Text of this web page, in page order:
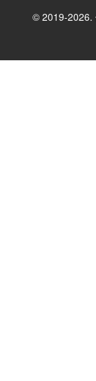
© 2019-2026.